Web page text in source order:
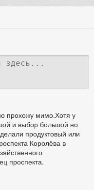
прохожу мимо.Хотя у
и выбор большой но
продуктовый или
Королёва в
проспекта.